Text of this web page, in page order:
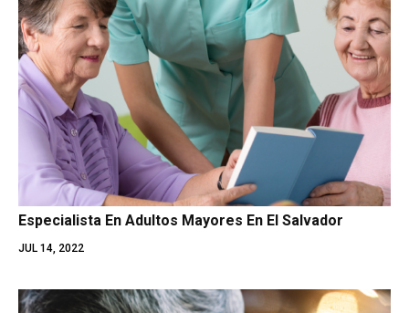
Especialista En Adultos Mayores En El Salvador
JUL 14, 2022